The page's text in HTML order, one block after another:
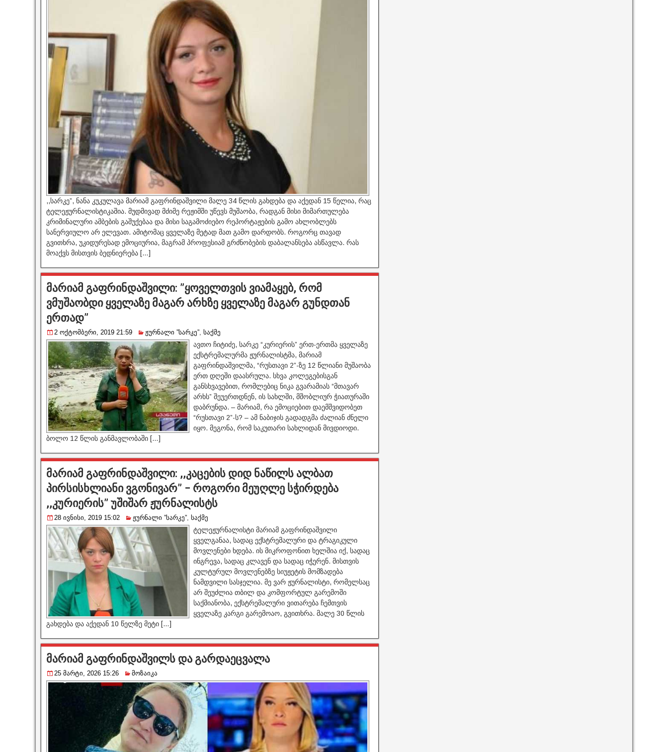
,,სარკე”, ნანა კუკულავა მარიამ გაფრინდაშვილი მალე 34 წლის გახდება და აქედან 15 წელია, რაც
ტელეჟურნალისტიკაშია. მუდმივად მძიმე რეჟიმში უწევს მუშაობა, რადგან მისი მიმართულება
კრიმინალური ამბების გაშუქებაა და მისი საგამოძიებო რეპორტაჟების გამო ახლობლებს
სანერვიულო არ ელევათ. ამიტომაც ყველაზე მეტად მათ გამო დარდობს. როგორც თავად
გვითხრა, უკიდურესად ემოციურია, მაგრამ პროფესიამ გრძნობების დაბალანსება ასწავლა. რას
მოაქვს მისთვის ბედნიერება […]
მარიამ გაფრინდაშვილი: ”ყოველთვის ვიამაყებ, რომ
ვმუშაობდი ყველაზე მაგარ არხზე ყველაზე მაგარ გუნდთან
ერთად”
2 ოქტომბერი, 2019 21:59 ჟურნალი ”სარკე”, საქმე
ავთო ჩიტიძე, სარკე “კურიერის” ერთ-ერთმა ყველაზე
ექსტრემალურმა ჟურნალისტმა, მარიამ
გაფრინდაშვილმა, “რუსთავი 2”-ზე 12 წლიანი მუშაობა
ერთ დღეში დაასრულა. სხვა კოლეგებისგან
განსხვავებით, რომლებიც ნიკა გვარამიას “მთავარ
არხს” შეუერთდნენ, ის სახლში, მშობლიურ ჭიათურაში
დაბრუნდა. – მარიამ, რა ემოციებით დაემშვიდობეთ
“რუსთავი 2”-ს? – ამ ნაბიჯის გადადგმა ძალიან ძნელი
იყო. მეგონა, რომ საკუთარი სახლიდან მივდიოდი.
ბოლო 12 წლის განმავლობაში […]
მარიამ გაფრინდაშვილი: ,,კაცების დიდ ნაწილს ალბათ
პირსისხლიანი ვგონივარ” – როგორი მეუღლე სჭირდება
,,კურიერის” უშიშარ ჟურნალისტს
28 ივნისი, 2019 15:02 ჟურნალი ”სარკე”, საქმე
ტელეჟურნალისტი მარიამ გაფრინდაშვილი
ყველგანაა, სადაც ექსტრემალური და ტრაგიკული
მოვლენები ხდება. ის მიკროფონით ხელშია იქ, სადაც
ინგრევა, სადაც კლავენ და სადაც იჭერენ. მისთვის
კულტურულ მოვლენებზე სიუჟეტის მომზადება
ნამდვილი სასჯელია. მე ვარ ჟურნალისტი, რომელსაც
არ შეუძლია თბილ და კომფორტულ გარემოში
საქმიანობა, ექსტრემალური ვითარება ჩემთვის
ყველაზე კარგი გარემოაო, გვითხრა. მალე 30 წლის
გახდება და აქედან 10 წელზე მეტი […]
მარიამ გაფრინდაშვილს და გარდაეცვალა
25 მარტი, 2026 15:26 მოზაიკა